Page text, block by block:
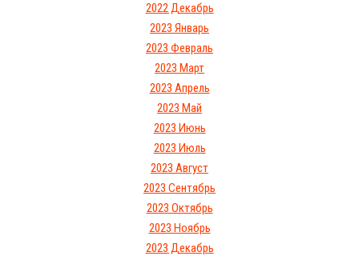
2022 Декабрь
2023 Январь
2023 Февраль
2023 Март
2023 Апрель
2023 Май
2023 Июнь
2023 Июль
2023 Август
2023 Сентябрь
2023 Октябрь
2023 Ноябрь
2023 Декабрь